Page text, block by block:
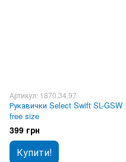
Артикул: 1870.34.97
Рукавички Select Swift SL-GSW
free size
399 грн
Купити!